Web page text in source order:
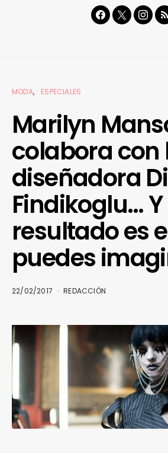
MODA ESPECIALES
Marilyn
colabora con
diseñadora
Findikoglu… Y
resultado es
puedes
22/02/2017 REDACCIÓN